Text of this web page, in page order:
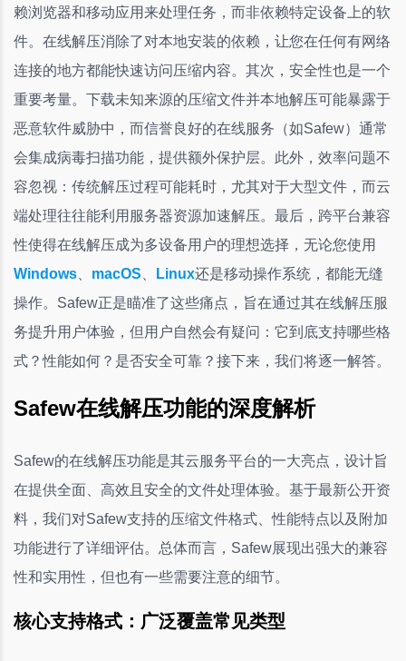
赖浏览器和移动应用来处理任务，而非依赖特定设备上的软
件。在线解压消除了对本地安装的依赖，让您在任何有网络
连接的地方都能快速访问压缩内容。其次，安全性也是一个
重要考量。下载未知来源的压缩文件并本地解压可能暴露于
恶意软件威胁中，而信誉良好的在线服务（如Safew）通常
会集成病毒扫描功能，提供额外保护层。此外，效率问题不
容忽视：传统解压过程可能耗时，尤其对于大型文件，而云
端处理往往能利用服务器资源加速解压。最后，跨平台兼容
性使得在线解压成为多设备用户的理想选择，无论您使用
Windows
macOS Linux还是移动操作系统，都能无缝
操作。Safew正是瞄准了这些痛点，旨在通过其在线解压服
务提升用户体验，但用户自然会有疑问：它到底支持哪些格
式？性能如何？是否安全可靠？接下来，我们将逐一解答。
Safew在线解压功能的深度解析
Safew的在线解压功能是其云服务平台的一大亮点，设计旨
在提供全面、高效且安全的文件处理体验。基于最新公开资
料，我们对Safew支持的压缩文件格式、性能特点以及附加
功能进行了详细评估。总体而言，Safew展现出强大的兼容
性和实用性，但也有一些需要注意的细节。
核心支持格式：广泛覆盖常见类型